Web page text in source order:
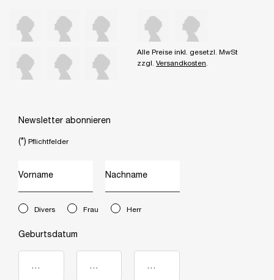
Alle Preise inkl. gesetzl. MwSt
zzgl. Versandkosten.
Newsletter abonnieren
(*) Pflichtfelder
Vorname Nachname
newslettersignup.title.legend
Divers Frau Herr
Geburtsdatum